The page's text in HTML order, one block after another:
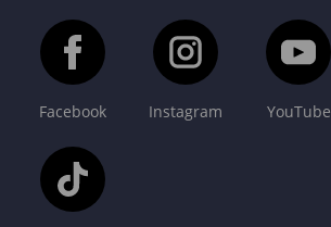
Facebook Instagram YouTube